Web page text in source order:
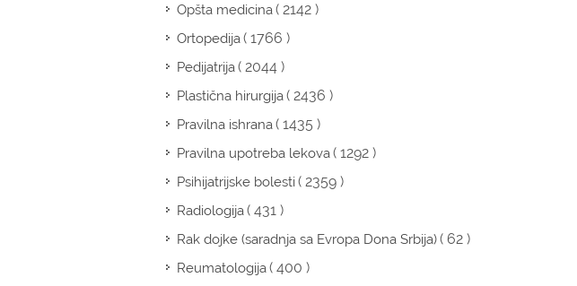
Opšta medicina( 2142 )
Ortopedija( 1766 )
Pedijatrija( 2044 )
Plastična hirurgija( 2436 )
Pravilna ishrana( 1435 )
Pravilna upotreba lekova( 1292 )
Psihijatrijske bolesti( 2359 )
Radiologija( 431 )
Rak dojke (saradnja sa Evropa Dona Srbija)( 62 )
Reumatologija( 400 )